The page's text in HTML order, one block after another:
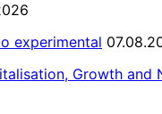
experimental
Growth